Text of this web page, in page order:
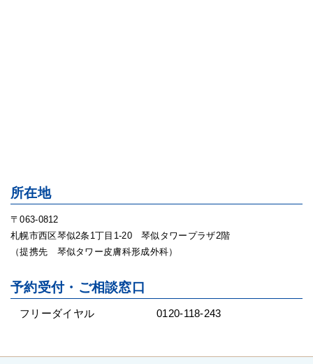
所在地
〒063-0812
札幌市西区琴似2条1丁目1-20 琴似タワープラザ2階
（提携先 琴似タワー皮膚科形成外科）
予約受付・ご相談窓口
フリーダイヤル 0120-118-243